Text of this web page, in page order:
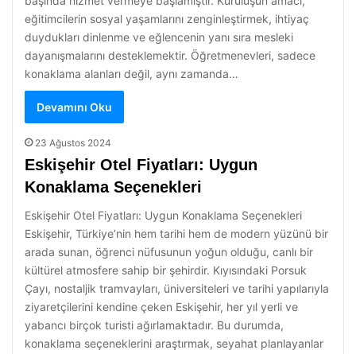
eğitimcilerin sosyal yaşamlarını zenginleştirmek, ihtiyaç
duydukları dinlenme ve eğlencenin yanı sıra mesleki
dayanışmalarını desteklemektir. Öğretmenevleri, sadece
konaklama alanları değil, aynı zamanda…
Devamını Oku
23 Ağustos 2024
Eskişehir Otel Fiyatları: Uygun
Konaklama Seçenekleri
Eskişehir Otel Fiyatları: Uygun Konaklama Seçenekleri
Eskişehir, Türkiye’nin hem tarihi hem de modern yüzünü bir
arada sunan, öğrenci nüfusunun yoğun olduğu, canlı bir
kültürel atmosfere sahip bir şehirdir. Kıyısındaki Porsuk
Çayı, nostaljik tramvayları, üniversiteleri ve tarihi yapılarıyla
ziyaretçilerini kendine çeken Eskişehir, her yıl yerli ve
yabancı birçok turisti ağırlamaktadır. Bu durumda,
konaklama seçeneklerini araştırmak, seyahat planlayanlar